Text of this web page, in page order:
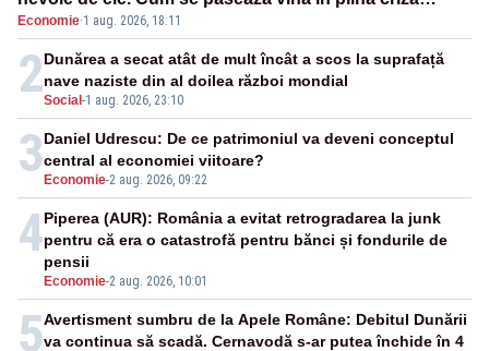
energetică
Economie·1 aug. 2026, 18:11
2Social -1 aug. 2026, 23:10
Dunărea a secat atât de mult încât a scos la suprafață
nave naziste din al doilea război mondial
3 Economie-2 aug. 2026, 09:22
Daniel Udrescu: De ce patrimoniul va deveni conceptul
central al economiei viitoare?
4
Economie-2 aug. 2026, 10:01
Piperea (AUR): România a evitat retrogradarea la junk
pentru că era o catastrofă pentru bănci și fondurile de
pensii
5Avertisment sumbru de la Apele Române: Debitul Dunării
va continua să scadă. Cernavodă s-ar putea închide în 4